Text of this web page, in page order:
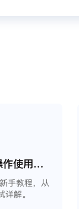
Smartproxy-操作使用说明
手教程，从
解。